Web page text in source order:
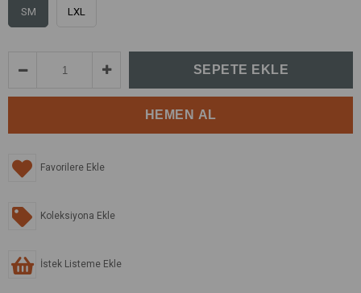
SM LXL
Favorilere Ekle
Koleksiyona Ekle
İstek Listeme Ekle